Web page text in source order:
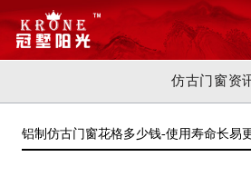
仿古门窗资
铝制仿古门窗花格多少钱-使用寿命长易